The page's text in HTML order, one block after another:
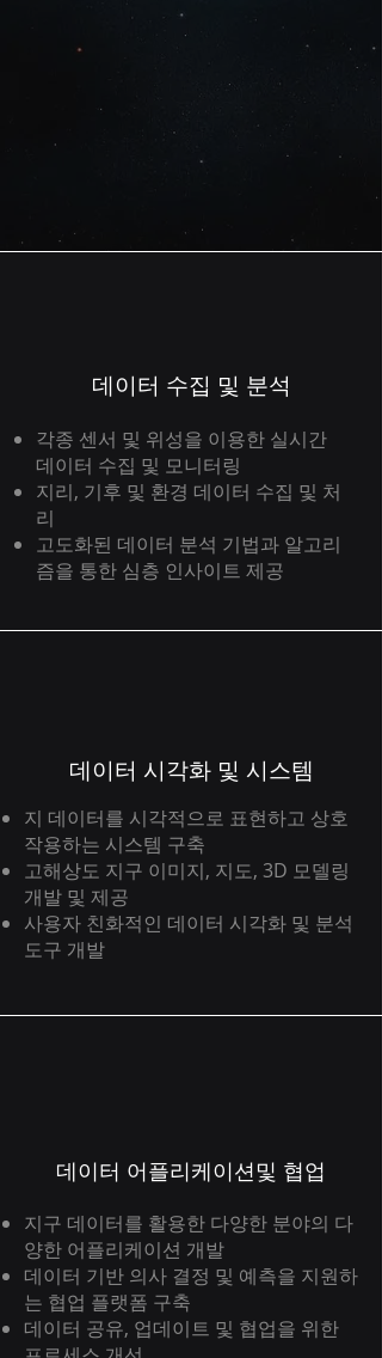
데이터 수집 및 분석
각종 센서 및 위성을 이용한 실시간
데이터 수집 및 모니터링
지리, 기후 및 환경 데이터 수집 및 처
리
고도화된 데이터 분석 기법과 알고리
즘을 통한 심층 인사이트 제공
데이터 시각화 및 시스템
지 데이터를 시각적으로 표현하고 상호
작용하는 시스템 구축
고해상도 지구 이미지, 지도, 3D 모델링
개발 및 제공
사용자 친화적인 데이터 시각화 및 분석
도구 개발
데이터 어플리케이션및 협업
지구 데이터를 활용한 다양한 분야의 다
양한 어플리케이션 개발
데이터 기반 의사 결정 및 예측을 지원하
는 협업 플랫폼 구축
데이터 공유, 업데이트 및 협업을 위한